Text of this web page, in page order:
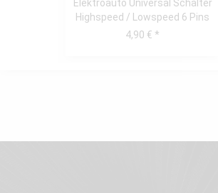
Elektroauto Universal Schalter
Highspeed / Lowspeed 6 Pins
4,90 € *